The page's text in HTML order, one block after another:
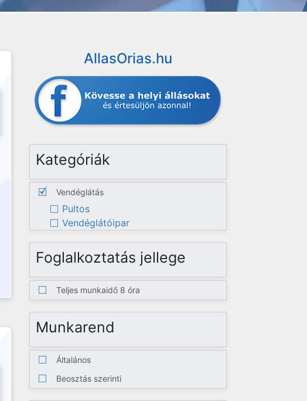
AllasOrias.hu
Kategóriák
Vendéglátás
Pultos
Vendéglátóipar
Foglalkoztatás jellege
Teljes munkaidő 8 óra
Munkarend
Általános
Beosztás szerinti